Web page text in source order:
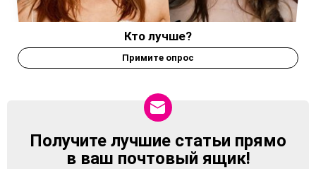
Кто лучше?
Примите опрос
NEWSLETTER
Получите лучшие статьи прямо
в ваш почтовый ящик!